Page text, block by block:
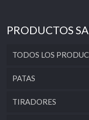
PRODUCTOS
TODOS LOS
PATAS
TIRADORES